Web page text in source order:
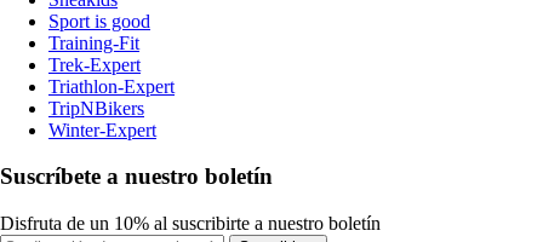
Sport is good
Training-Fit
Trek-Expert
Triathlon-Expert
TripNBikers
Winter-Expert
Suscríbete a nuestro boletín
Disfruta de un 10% al suscribirte a nuestro boletín